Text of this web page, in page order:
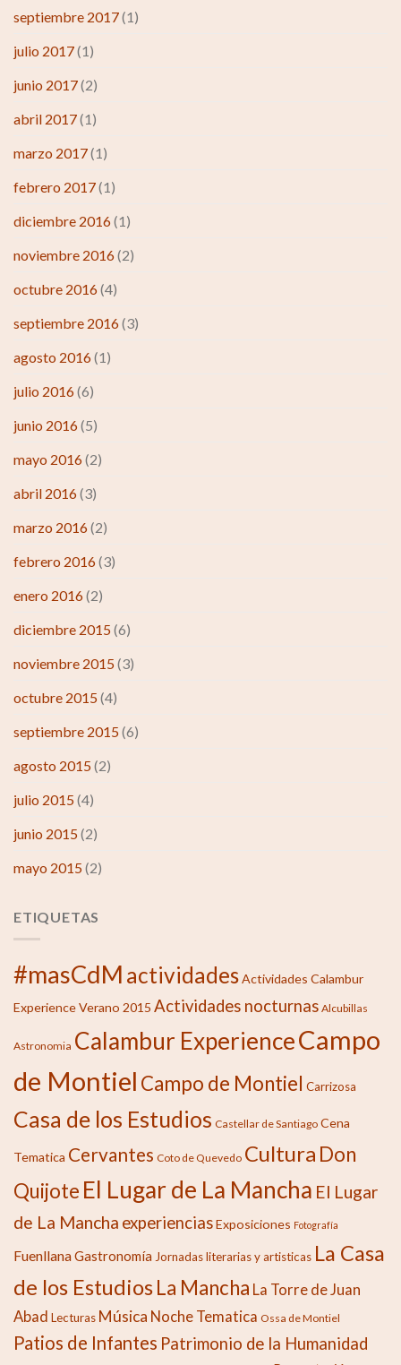
septiembre 2017(1)
julio 2017(1)
junio 2017(2)
abril 2017(1)
marzo 2017(1)
febrero 2017(1)
diciembre 2016(1)
noviembre 2016(2)
octubre 2016(4)
septiembre 2016(3)
agosto 2016(1)
julio 2016(6)
junio 2016(5)
mayo 2016(2)
abril 2016(3)
marzo 2016(2)
febrero 2016(3)
enero 2016(2)
diciembre 2015(6)
noviembre 2015(3)
octubre 2015(4)
septiembre 2015(6)
agosto 2015(2)
julio 2015(4)
junio 2015(2)
mayo 2015(2)
ETIQUETAS
#masCdM actividadesActividades Calambur
Experience Verano 2015 Actividades nocturnas Alcubillas
Astronomia Calambur ExperienceCampo
de Montiel Campo de Montiel Carrizosa
Casa de los Estudios Castellar de Santiago Cena
Tematica Cervantes Coto de Quevedo Cultura Don
Quijote El Lugar de La Mancha El Lugar
de La Mancha experienciasExposiciones Fotografía
FuenllanaGastronomía Jornadas literarias y artisticas La Casa
de los EstudiosLa Mancha La Torre de Juan
Abad Lecturas Música Noche Tematica Ossa de Montiel
Patios de Infantes Patrimonio de la Humanidad